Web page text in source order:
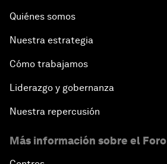
Quiénes somos
Nuestra estrategia
Cómo trabajamos
Liderazgo y gobernanza
Nuestra repercusión
Más información sobre el Foro